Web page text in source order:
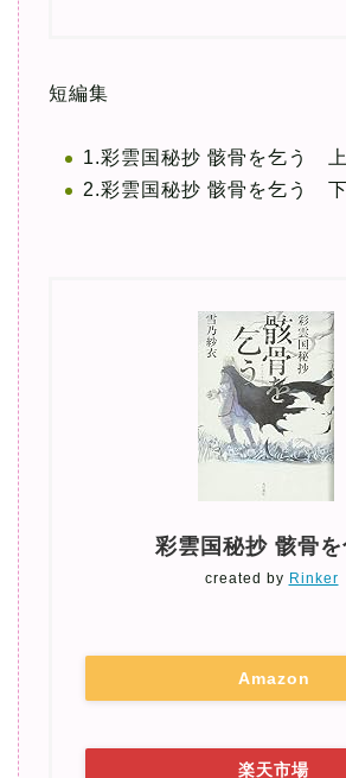
短編集
1.彩雲国秘抄 骸骨を乞う 上
2.彩雲国秘抄 骸骨を乞う 下
彩雲国秘抄 骸骨を
created by Rinker
Amazon
楽天市場